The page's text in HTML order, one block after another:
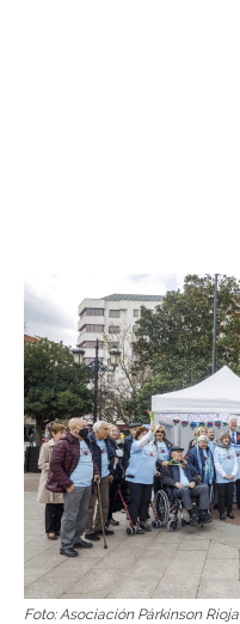
Foto: Asociación Párkinson Rioja